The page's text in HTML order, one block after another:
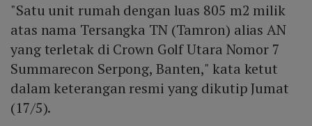
"Satu unit rumah dengan luas 805 m2 milik
atas nama Tersangka TN (Tamron) alias AN
yang terletak di Crown Golf Utara Nomor 7
Summarecon Serpong, Banten," kata ketut
dalam keterangan resmi yang dikutip Jumat
(17/5).